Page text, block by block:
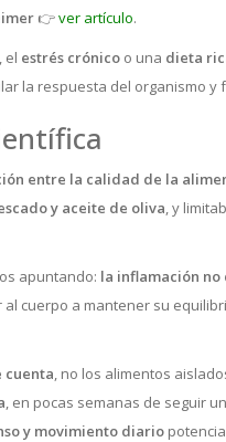
👉ver artículo.
, el estrés crónico o una dieta
la respuesta del organismo y
entre la calidad de la
y aceite de oliva, y
apuntando: la inflamación
cuerpo a mantener su
cuenta, no los alimentos
, en pocas semanas de seguir
y movimiento diario